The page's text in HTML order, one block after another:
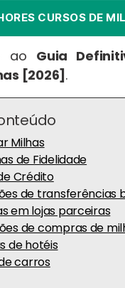
CURSOS DE
ao Guia
[2026] .
Milhas
de Fidelidade
Crédito
de transferências
em lojas parceiras
de compras de
de hotéis
carros